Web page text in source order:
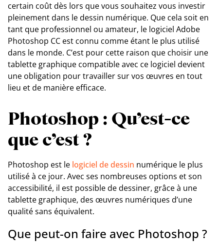
certain coût dès lors que vous souhaitez vous investir
pleinement dans le dessin numérique. Que cela soit en
tant que professionnel ou amateur, le logiciel Adobe
Photoshop CC est connu comme étant le plus utilisé
dans le monde. C’est pour cette raison que choisir une
tablette graphique compatible avec ce logiciel devient
une obligation pour travailler sur vos œuvres en tout
lieu et de manière efficace.
Photoshop : Qu’est-ce
que c’est ?
Photoshop est le logiciel de dessin numérique le plus
utilisé à ce jour. Avec ses nombreuses options et son
accessibilité, il est possible de dessiner, grâce à une
tablette graphique, des œuvres numériques d’une
qualité sans équivalent.
Que peut-on faire avec Photoshop ?